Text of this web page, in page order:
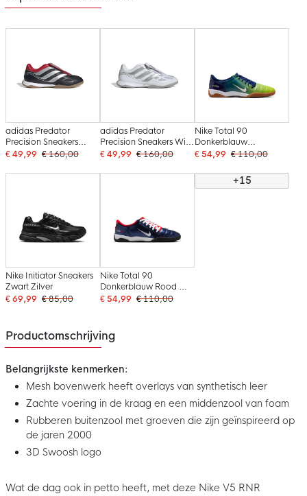
adidas Predator
Precision Sneakers
Zwart Zilver Rood
€ 49,99 € 160,00
adidas Predator
Precision Sneakers Wit
Zilver Grijs
€ 49,99 € 160,00
Nike Total 90
Donkerblauw
Neongroen Wit
€ 54,99 € 110,00
Nike Initiator Sneakers
Zwart Zilver
€ 69,99 € 85,00
Nike Total 90
Donkerblauw Rood Wit
Zwart
€ 54,99 € 110,00
+15
Productomschrijving
Belangrijkste kenmerken:
Mesh bovenwerk heeft overlays van synthetisch leer
Zachte voering in de kraag en een middenzool van foam
Rubberen buitenzool met groeven die zijn geïnspireerd op
de jaren 2000
3D Swoosh logo
Wat de dag ook in petto heeft, met deze Nike V5 RNR